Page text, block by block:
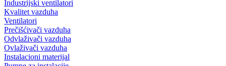
Industrijski ventilatori
Kvalitet vazduha
Ventilatori
Prečišćivači vazduha
Odvlaživači vazduha
Ovlaživači vazduha
Instalacioni materijal